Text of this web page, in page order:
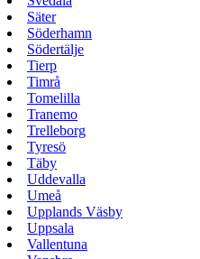
Säter
Söderhamn
Södertälje
Tierp
Timrå
Tomelilla
Tranemo
Trelleborg
Tyresö
Täby
Uddevalla
Umeå
Upplands Väsby
Uppsala
Vallentuna